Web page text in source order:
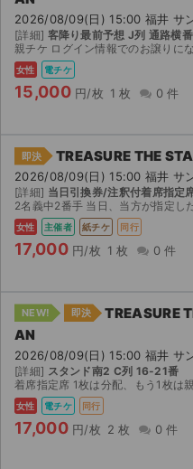
2026/08/09(日) 15:00 福井 サ
[詳細] 客降り最前予想 J列 通路横番号
親チケ ログイン情報でのお譲りになります。 ※譲渡経験あり Japanese
女性 電チケ
15,000 円/枚 1 枚 0 件
即決 TREASURE THE
2026/08/09(日) 15:00 福井 サ
[詳細] 当日引換券/注釈付着席指定
2名義中2番手 当日、当方が指定した場所・時間に集合していただきます。チケットをお渡しした後、
女性 主催者 紙チケ 同行
17,000 円/枚 1 枚 0 件
NEW! 即決
TREASURE
AN
2026/08/09(日) 15:00 福井 サ
[詳細] スタンド南2 C列 16-21番
着席指定席 1枚は分配、もう1枚は
女性 電チケ 同行
17,000 円/枚 2 枚 0 件